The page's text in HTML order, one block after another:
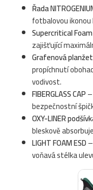
Řada
fotbalovou
Supercritical Foam
zajišťující
Grafenová
propíchnutí
vodivost.
FIBERGLASS CAP
bezpečnostní
OXY-LINER
bleskově
LIGHT FOAM ESD
voňavá stélka